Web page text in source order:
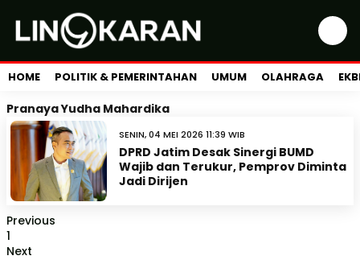
HOME POLITIK & PEMERINTAHAN UMUM OLAHRAGA
Pranaya Yudha Mahardika
SENIN, 04 MEI 2026 11:39 WIB
DPRD Jatim Desak Sinergi BUMD
Wajib dan Terukur, Pemprov Diminta
Jadi Dirijen
Previous
1
Next